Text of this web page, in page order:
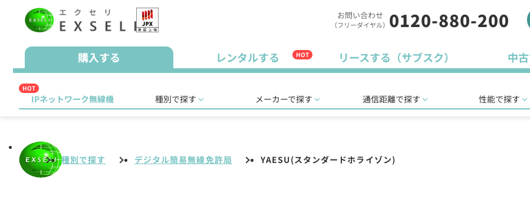
お問い合わせ
（フリーダイヤル） 0120-880-200
購入する レンタルする HOT リースする（サブスク） 中
HOT
IPネットワーク無線機 種別で探す メーカーで探す 通信距離で探す 性能で探す
種別で探す デジタル簡易無線免許局 YAESU(スタンダードホライゾン)